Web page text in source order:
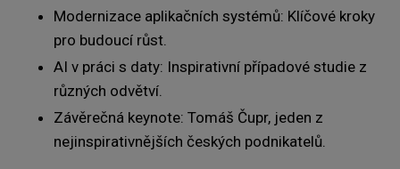
Modernizace aplikačních systémů: Klíčové kroky
pro budoucí růst.
AI v práci s daty: Inspirativní případové studie z
různých odvětví.
Závěrečná keynote: Tomáš Čupr, jeden z
nejinspirativnějších českých podnikatelů.